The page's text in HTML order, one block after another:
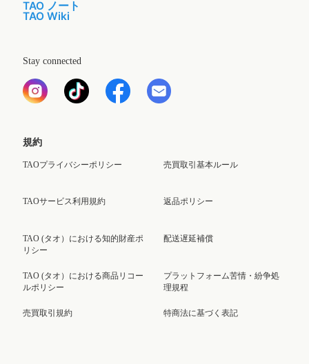
TAO ノート
TAO Wiki
Stay connected
規約
TAOプライバシーポリシー
TAOサービス利用規約
TAO (タオ）における知的財産ポ
リシー
TAO (タオ）における商品リコー
ルポリシー
売買取引規約
売買取引基本ルール
返品ポリシー
配送遅延補償
プラットフォーム苦情・紛争処
理規程
特商法に基づく表記